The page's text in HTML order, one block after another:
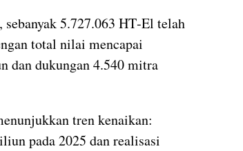
sebanyak 5.727.063 HT‑El telah
total nilai mencapai
dan dukungan 4.540 mitra
tren kenaikan:
pada 2025 dan realisasi